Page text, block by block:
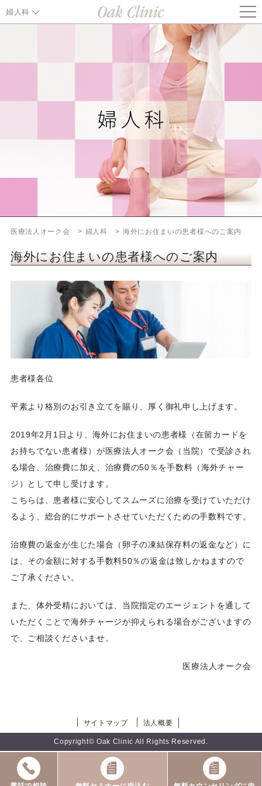
婦人科
子宮内膜症外来
プレコンセプションケア
医療法人オーク会 婦人科 海外にお住まいの患者様へのご案内
海外にお住まいの患者様へのご案内
患者様各位
平素より格別のお引き立てを賜り、厚く御礼申し上げます。
2019年2月1日より、海外にお住まいの患者様（在留カードを
お持ちでない患者様）が医療法人オーク会（当院）で受診され
る場合、治療費に加え、治療費の50％を手数料（海外チャー
ジ）として申し受けます。
こちらは、患者様に安心してスムーズに治療を受けていただけ
るよう、総合的にサポートさせていただくための手数料です。
治療費の返金が生じた場合（卵子の凍結保存料の返金など）に
は、その金額に対する手数料50％の返金は致しかねますので
ご了承ください。
また、体外受精においては、当院指定のエージェントを通して
いただくことで海外チャージが抑えられる場合がございますの
で、ご相談くださいませ。
医療法人オーク会
サイトマップ 法人概要
Copyright© Oak Clinic All Rights Reserved.